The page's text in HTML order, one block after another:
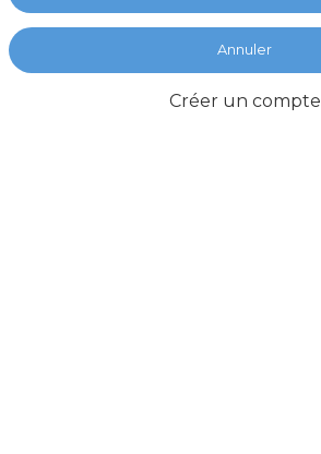
Annuler
Créer un compte